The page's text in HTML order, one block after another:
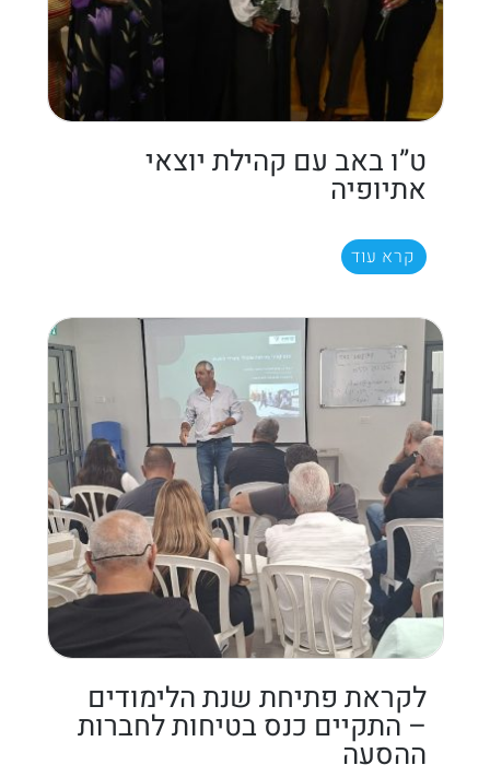
ט”ו באב עם קהילת יוצאי
אתיופיה
קרא עוד
לקראת פתיחת שנת הלימודים
– התקיים כנס בטיחות לחברות
ההסעה